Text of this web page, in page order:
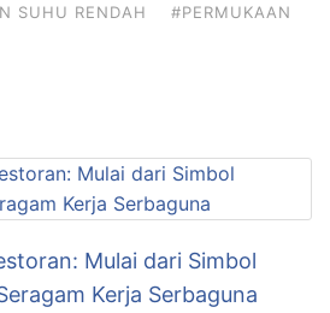
SUHU RENDAH
#PERMUKAAN
Mulai dari Simbol
Kerja Serbaguna